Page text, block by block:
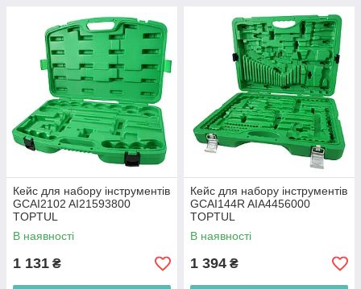
Кейс для набору інструментів
GCAI2102 AI21593800
TOPTUL
В наявності
1 131 ₴
Кейс для набору інструментів
GCAI144R AIA4456000
TOPTUL
В наявності
1 394 ₴